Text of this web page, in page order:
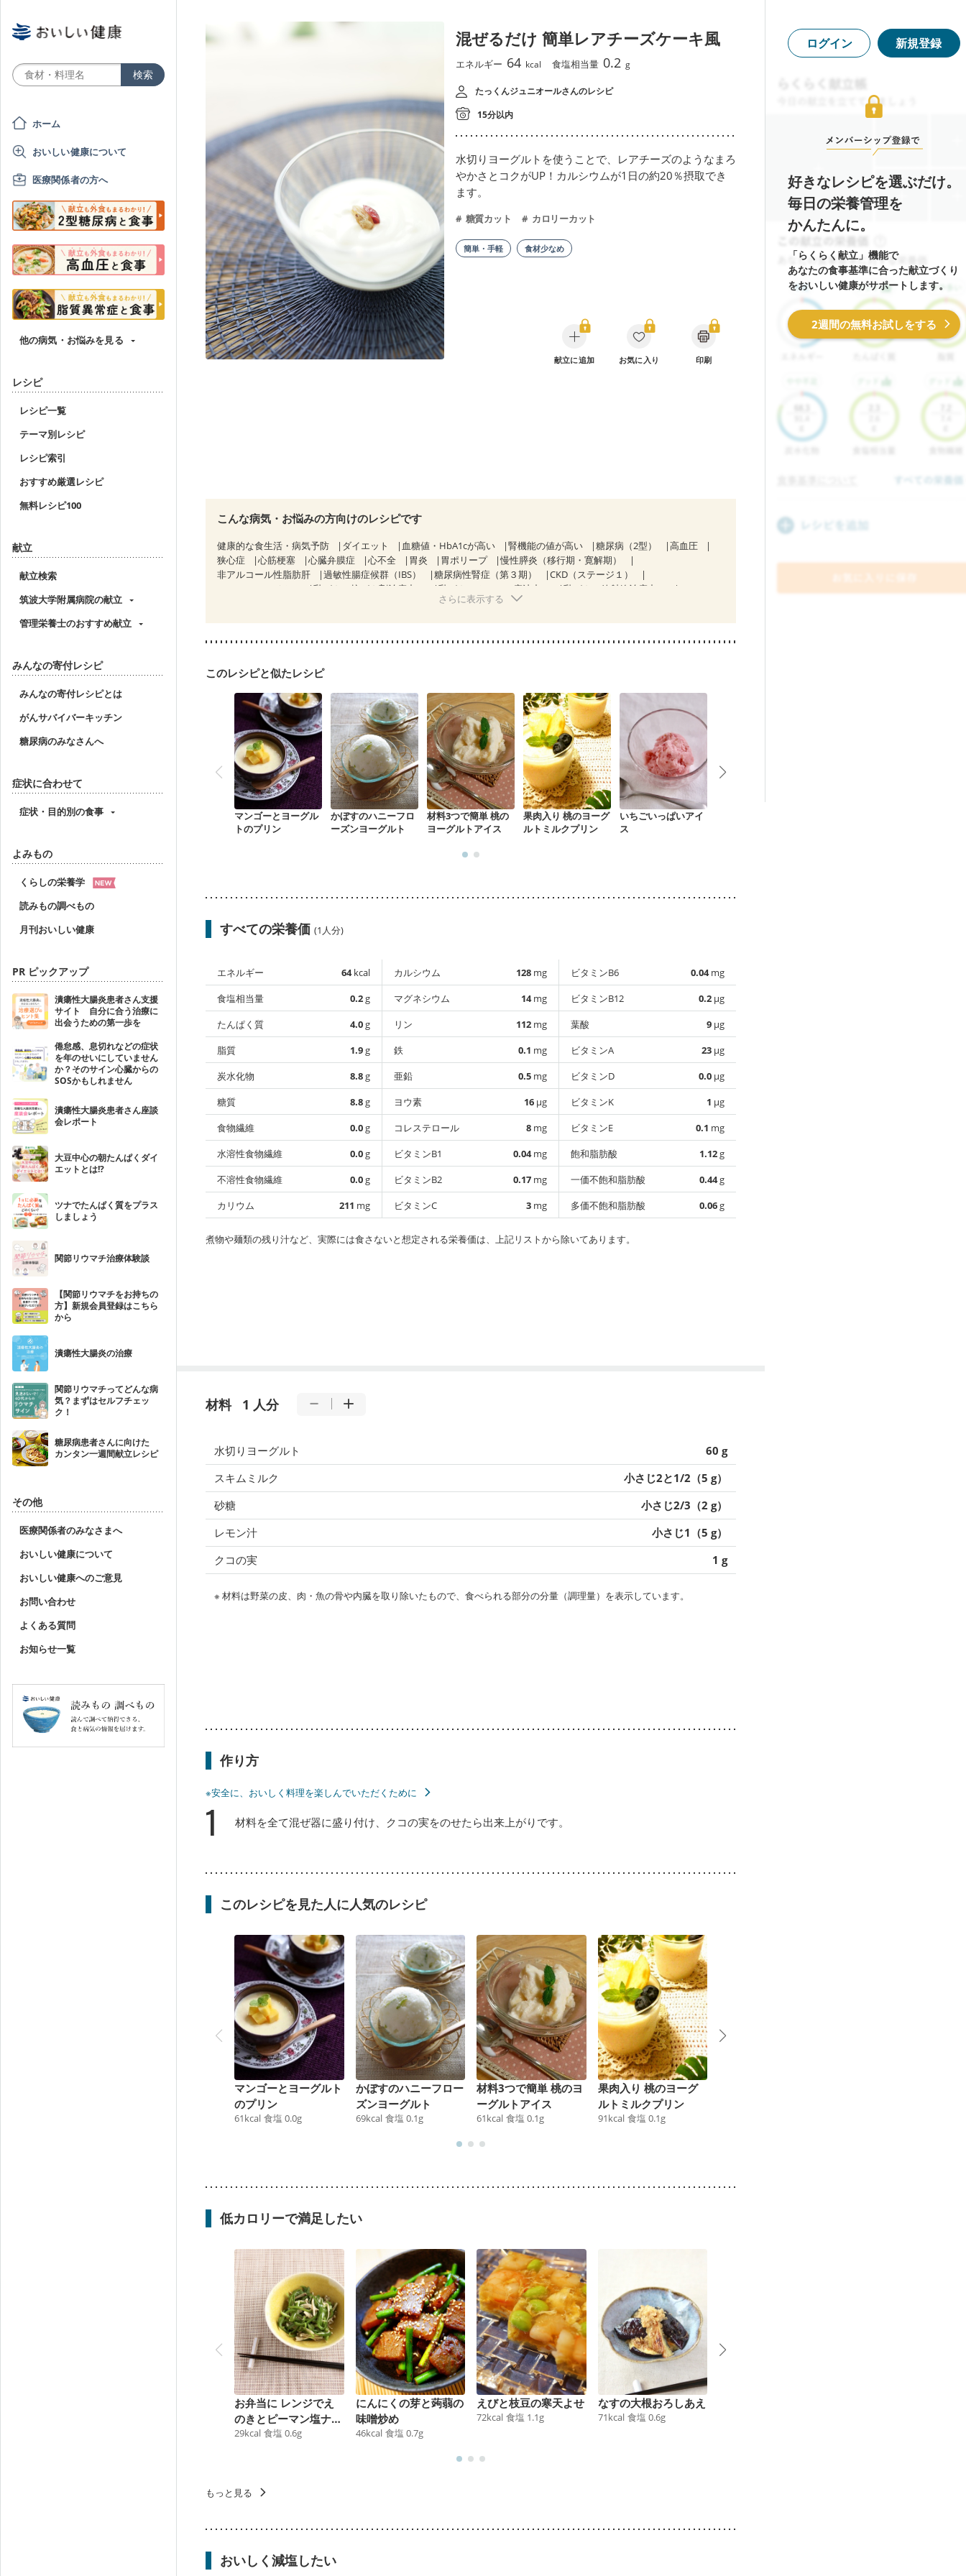
ホーム
おいしい健康について
医療関係者の方へ
他の病気・お悩みを見る
レシピ
レシピ一覧
テーマ別レシピ
レシピ索引
おすすめ厳選レシピ
無料レシピ100
献立
献立検索
筑波大学附属病院の献立
管理栄養士のおすすめ献立
みんなの寄付レシピ
みんなの寄付レシピとは
がんサバイバーキッチン
糖尿病のみなさんへ
症状に合わせて
症状・目的別の食事
よみもの
くらしの栄養学
読みもの調べもの
月刊おいしい健康
PR ピックアップ
潰瘍性大腸炎患者さん支援
サイト 自分に合う治療に
出会うための第一歩を
倦怠感、息切れなどの症状
を年のせいにしていません
か？そのサイン心臓からの
SOSかもしれません
潰瘍性大腸炎患者さん座談
会レポート
大豆中心の朝たんぱくダイ
エットとは!?
ツナでたんぱく質をプラス
しましょう
関節リウマチ治療体験談
【関節リウマチをお持ちの
方】新規会員登録はこちら
から
潰瘍性大腸炎の治療
関節リウマチってどんな病
気？まずはセルフチェッ
ク！
糖尿病患者さんに向けた
カンタン一週間献立レシピ
その他
医療関係者のみなさまへ
おいしい健康について
おいしい健康へのご意見
お問い合わせ
よくある質問
お知らせ一覧
混ぜるだけ 簡単レアチーズケーキ風
エネルギー 64 kcal 食塩相当量 0.2 g
たっくんジュニオールさんのレシピ
15分以内
水切りヨーグルトを使うことで、レアチーズのようなまろ
やかさとコクがUP！カルシウムが1日の約20％摂取でき
ます。
糖質カット カロリーカット
簡単・手軽 食材少なめ
献立に追加 お気に入り 印刷
こんな病気・お悩みの方向けのレシピです
健康的な食生活・病気予防 ダイエット 血糖値・HbA1cが高い 腎機能の値が高い 糖尿病（2型）
高血圧
狭心症
心筋梗塞 心臓弁膜症 心不全 胃炎 胃ポリープ
慢性膵炎（移行期・寛解期）
非アルコール性脂肪肝
過敏性腸症候群（IBS） 糖尿病性腎症（第３期）
CKD（ステージ１）
CKD（ステージ２）
乳がん（抗がん剤治療中） 乳がん（ホルモン療法中）
乳がん（放射線治療中）
胃がん（抗がん剤治療中）
妊婦健診・血圧が気になる（初期）
妊婦健診・血糖値が気になる（初期） 妊娠高血圧(中期)
妊娠糖尿病(初期)
フレイル（年齢に合わせた体作り）
さらに表示する
このレシピと似たレシピ
マンゴーとヨーグル
トのプリン
かぼすのハニーフロ
ーズンヨーグルト
材料3つで簡単 桃の
ヨーグルトアイス
果肉入り 桃のヨーグ
ルトミルクプリン
いちごいっぱいアイ
ス
すべての栄養価 (1人分)
エネルギー 64kcal
食塩相当量
0.2g
たんぱく質
4.0g
脂質
1.9g
炭水化物
8.8g
糖質
8.8g
食物繊維
0.0g
水溶性食物繊維
0.0g
不溶性食物繊維
0.0g
カリウム
211 mg
カルシウム 128 mg
マグネシウム
14mg
リン
112 mg
鉄
0.1 mg
亜鉛
0.5 mg
ヨウ素
16 µg
コレステロール
8 mg
ビタミンB1
0.04mg
ビタミンB2
0.17 mg
ビタミンC
3 mg
ビタミンB6 0.04mg
ビタミンB12
0.2 µg
葉酸
9 µg
ビタミンA
23 µg
ビタミンD
0.0 µg
ビタミンK
1 µg
ビタミンE
0.1 mg
飽和脂肪酸
1.12g
一価不飽和脂肪酸
0.44g
多価不飽和脂肪酸
0.06g
煮物や麺類の残り汁など、実際には食さないと想定される栄養価は、上記リストから除いてあります。
材料 1 人分
水切りヨーグルト
60 g
スキムミルク
小さじ2と1/2（5 g）
砂糖
小さじ2/3（2 g）
レモン汁
小さじ1（5 g）
クコの実
1 g
※ 材料は野菜の皮、肉・魚の骨や内臓を取り除いたもので、食べられる部分の分量（調理量）を表示しています。
作り方
※安全に、おいしく料理を楽しんでいただくために
1 材料を全て混ぜ器に盛り付け、クコの実をのせたら出来上がりです。
このレシピを見た人に人気のレシピ
マンゴーとヨーグルト
のプリン
61kcal 食塩 0.0g
かぼすのハニーフロー
ズンヨーグルト
69kcal 食塩 0.1g
材料3つで簡単 桃のヨ
ーグルトアイス
61kcal 食塩 0.1g
果肉入り 桃のヨーグ
ルトミルクプリン
91kcal 食塩 0.1g
低カロリーで満足したい
お弁当に レンジでえ
のきとピーマン塩ナム
ル
29kcal 食塩 0.6g
にんにくの芽と蒟蒻の
味噌炒め
46kcal 食塩 0.7g
えびと枝豆の寒天よせ
72kcal 食塩 1.1g
なすの大根おろしあえ
71kcal 食塩 0.6g
もっと見る
おいしく減塩したい
ログイン 新規登録
好きなレシピを選ぶだけ。
毎日の栄養管理を
かんたんに。
「らくらく献立」機能で
あなたの食事基準に合った献立づくり
をおいしい健康がサポートします。
2週間の無料お試しをする